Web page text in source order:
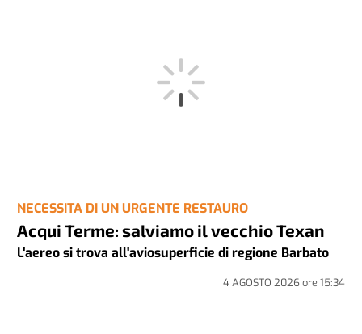
NECESSITA DI UN URGENTE RESTAURO
Acqui Terme: salviamo il vecchio Texan
L'aereo si trova all'aviosuperficie di regione Barbato
4 AGOSTO 2026ore 15:34